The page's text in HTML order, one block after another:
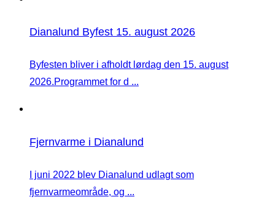
Dianalund Byfest 15. august 2026
Byfesten bliver i afholdt lørdag den 15. august
2026.Programmet for d ...
Fjernvarme i Dianalund
I juni 2022 blev Dianalund udlagt som
fjernvarmeområde, og ...